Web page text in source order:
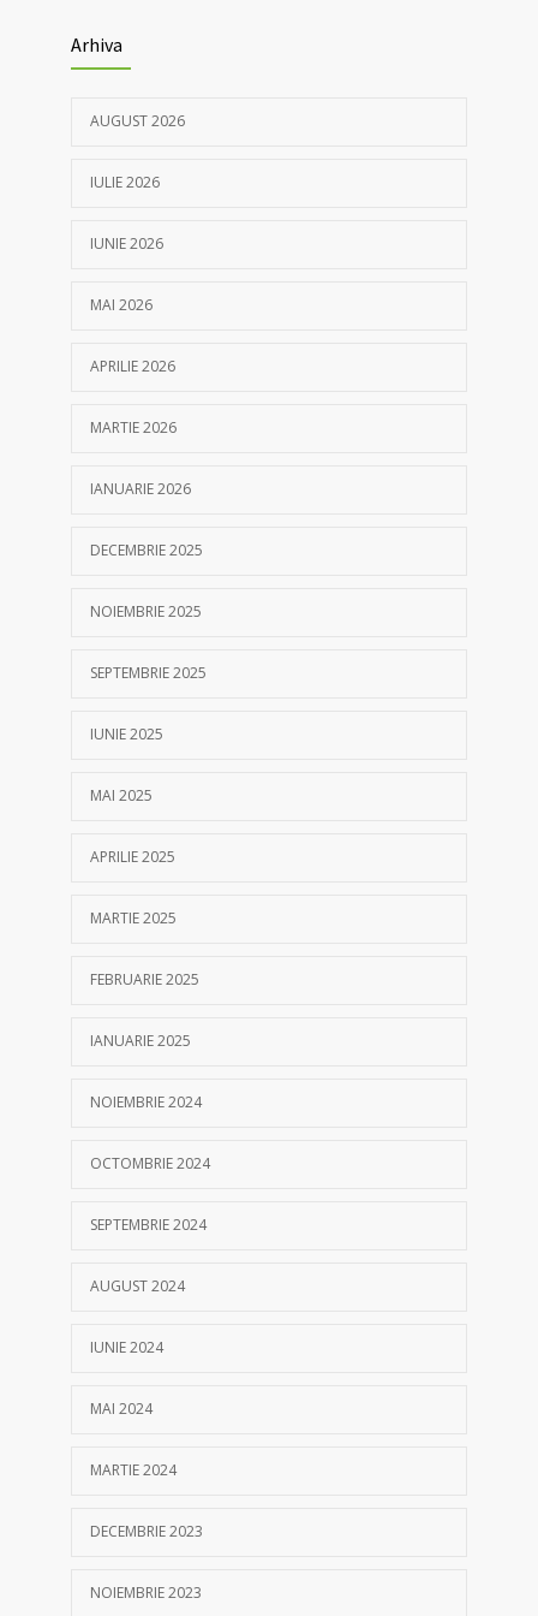
Arhiva
AUGUST 2026
IULIE 2026
IUNIE 2026
MAI 2026
APRILIE 2026
MARTIE 2026
IANUARIE 2026
DECEMBRIE 2025
NOIEMBRIE 2025
SEPTEMBRIE 2025
IUNIE 2025
MAI 2025
APRILIE 2025
MARTIE 2025
FEBRUARIE 2025
IANUARIE 2025
NOIEMBRIE 2024
OCTOMBRIE 2024
SEPTEMBRIE 2024
AUGUST 2024
IUNIE 2024
MAI 2024
MARTIE 2024
DECEMBRIE 2023
NOIEMBRIE 2023